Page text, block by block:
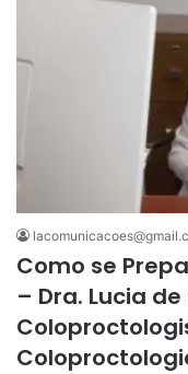
Como se
– Dra. Lucia